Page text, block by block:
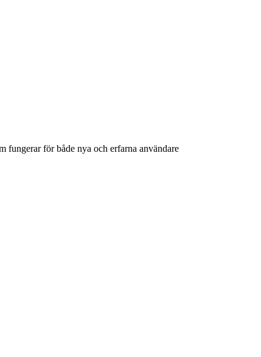
fungerar för både nya och erfarna användare